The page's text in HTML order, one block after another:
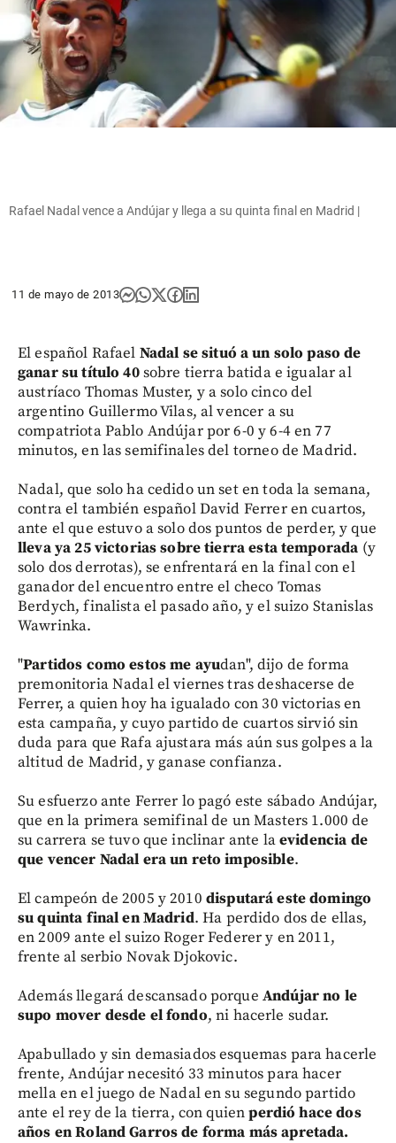
Rafael Nadal vence a Andújar y llega a su quinta final en Madrid |
11 de mayo de 2013
El español Rafael Nadal se situó a un solo paso de
ganar su título 40sobre tierra batida e igualar al
austríaco Thomas Muster, y a solo cinco del
argentino Guillermo Vilas, al vencer a su
compatriota Pablo Andújar por 6-0 y 6-4 en 77
minutos, en las semifinales del torneo de Madrid.
Nadal, que solo ha cedido un set en toda la semana,
contra el también español David Ferrer en cuartos,
ante el que estuvo a solo dos puntos de perder, y que
lleva ya 25 victorias sobre tierra esta temporada (y
solo dos derrotas), se enfrentará en la final con el
ganador del encuentro entre el checo Tomas
Berdych, finalista el pasado año, y el suizo Stanislas
Wawrinka.
"Partidos como estos me ayudan", dijo de forma
premonitoria Nadal el viernes tras deshacerse de
Ferrer, a quien hoy ha igualado con 30 victorias en
esta campaña, y cuyo partido de cuartos sirvió sin
duda para que Rafa ajustara más aún sus golpes a la
altitud de Madrid, y ganase confianza.
Su esfuerzo ante Ferrer lo pagó este sábado Andújar,
que en la primera semifinal de un Masters 1.000 de
su carrera se tuvo que inclinar ante laevidencia de
que vencer Nadal era un reto imposible.
El campeón de 2005 y 2010 disputará este domingo
su quinta final en Madrid. Ha perdido dos de ellas,
en 2009 ante el suizo Roger Federer y en 2011,
frente al serbio Novak Djokovic.
Además llegará descansado porque Andújar no le
supo mover desde el fondo, ni hacerle sudar.
Apabullado y sin demasiados esquemas para hacerle
frente, Andújar necesitó 33 minutos para hacer
mella en el juego de Nadal en su segundo partido
ante el rey de la tierra, con quienperdió hace dos
años en Roland Garros de forma más apretada.